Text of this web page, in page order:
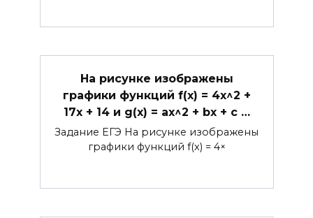
На рисунке изображены
графики функций f(x) = 4x^2 +
17x + 14 и g(x) = ax^2 + bx + c …
Задание ЕГЭ На рисунке изображены
графики функций f(x) = 4×